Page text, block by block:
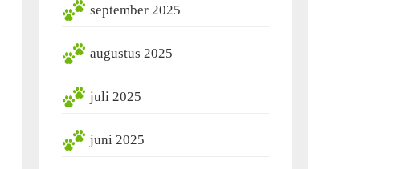
september 2025
augustus 2025
juli 2025
juni 2025